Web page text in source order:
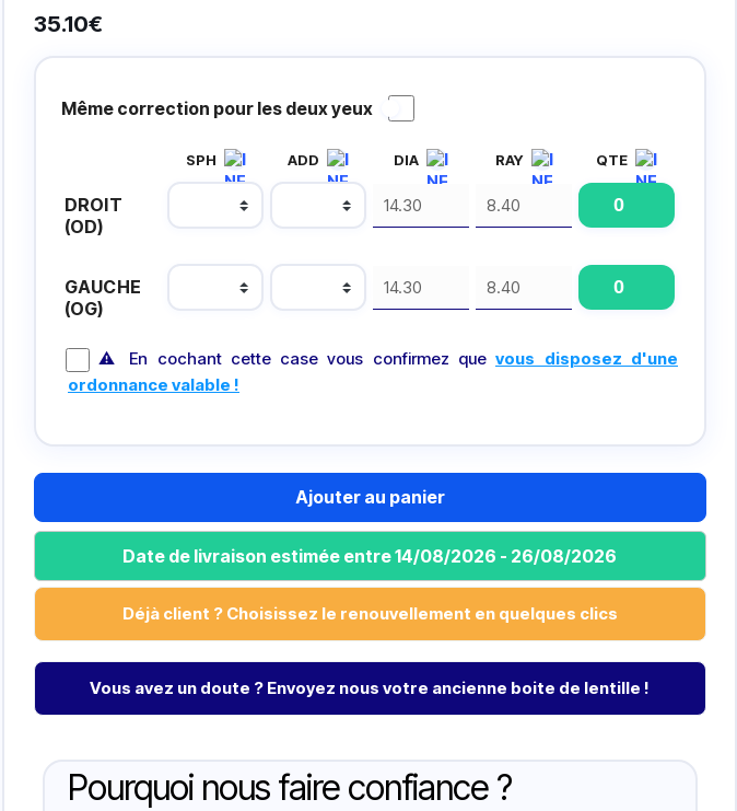
35.10€
Prescripción
Même correction pour les deux yeux
SPH ADD DIA RAY QTE
DROIT
(OD)
GAUCHE
(OG)
⚠ En cochant cette case vous confirmez que vous disposez d'une
ordonnance valable !
Ajouter au panier
Date de livraison estimée entre 14/08/2026 - 26/08/2026
Déjà client ? Choisissez le renouvellement en quelques clics
Vous avez un doute ? Envoyez nous votre ancienne boite de lentille !
Pourquoi nous faire confiance ?